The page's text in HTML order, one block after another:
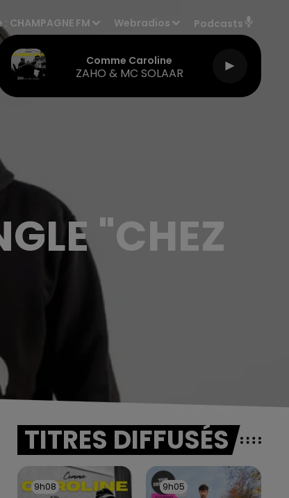
: CHAMPAGNE FM Webradios Podcasts
Comme Caroline
ZAHO & MC SOLAAR
"CHEZ
TITRES DIFFUSÉS
9h08
9h08 9h05
9h05